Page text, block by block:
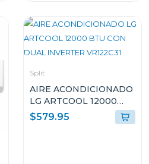
Split
AIRE ACONDICIONADO
LG ARTCOOL 12000
BTU CON DUAL
INVERTER VR122C31
$579.95